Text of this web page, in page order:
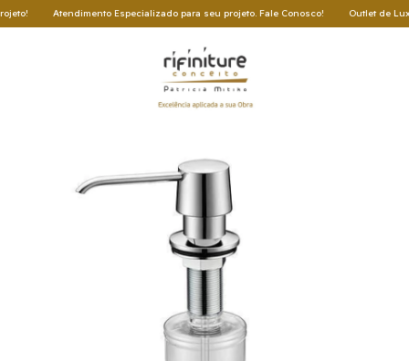
Especializado para seu projeto. Fale Conosco! Outlet de Luxo: